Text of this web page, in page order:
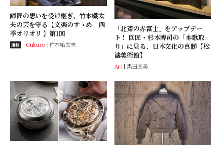
師匠の思いを受け継ぎ、竹本織太
夫の芸を守る【文楽のすゝめ 四
季オリオリ 】第1回
連載 Culture 竹本織太夫
「北斎の赤富士」をアップデー
ト！ 巨匠・杉本博司の「本歌取
り」に見る、日本文化の真髄【松
濤美術館】
Art 黒田直美